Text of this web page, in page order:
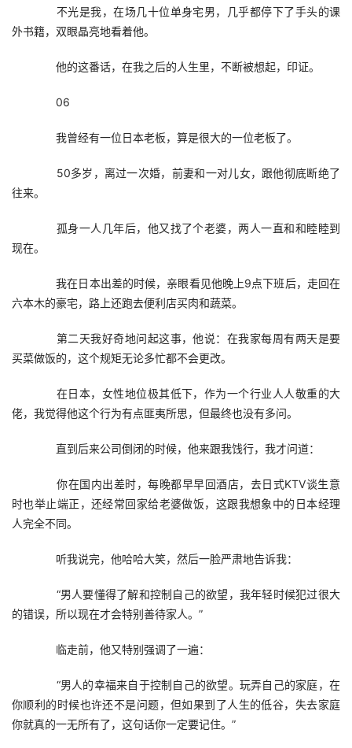
不光是我，在场几十位单身宅男，几乎都停下了手头的课
外书籍，双眼晶亮地看着他。
他的这番话，在我之后的人生里，不断被想起，印证。
06
我曾经有一位日本老板，算是很大的一位老板了。
50多岁，离过一次婚，前妻和一对儿女，跟他彻底断绝了
往来。
孤身一人几年后，他又找了个老婆，两人一直和和睦睦到
现在。
我在日本出差的时候，亲眼看见他晚上9点下班后，走回在
六本木的豪宅，路上还跑去便利店买肉和蔬菜。
第二天我好奇地问起这事，他说：在我家每周有两天是要
买菜做饭的，这个规矩无论多忙都不会更改。
在日本，女性地位极其低下，作为一个行业人人敬重的大
佬，我觉得他这个行为有点匪夷所思，但最终也没有多问。
直到后来公司倒闭的时候，他来跟我饯行，我才问道：
你在国内出差时，每晚都早早回酒店，去日式KTV谈生意
时也举止端正，还经常回家给老婆做饭，这跟我想象中的日本经理
人完全不同。
听我说完，他哈哈大笑，然后一脸严肃地告诉我：
“男人要懂得了解和控制自己的欲望，我年轻时候犯过很大
的错误，所以现在才会特别善待家人。”
临走前，他又特别强调了一遍：
“男人的幸福来自于控制自己的欲望。玩弄自己的家庭，在
你顺利的时候也许还不是问题，但如果到了人生的低谷，失去家庭
你就真的一无所有了，这句话你一定要记住。”